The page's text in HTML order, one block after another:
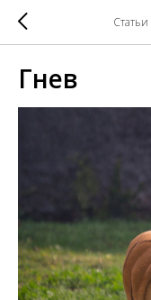
Гнев